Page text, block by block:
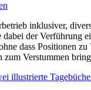
inklusiver,
dabei der Verführung
dass Positionen
zum Verstummen
illustrierte